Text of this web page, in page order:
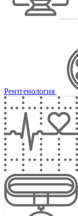
Рентгенология